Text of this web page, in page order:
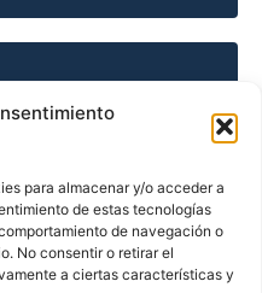
para almacenar y/o acceder a
de estas tecnologías
de navegación o
No consentir o retirar el
a ciertas características y